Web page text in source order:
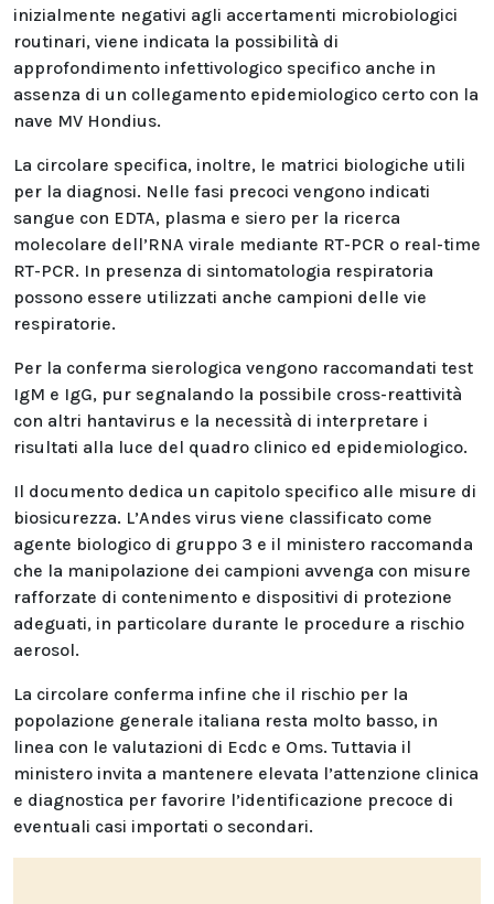
inizialmente negativi agli accertamenti microbiologici
routinari, viene indicata la possibilità di
approfondimento infettivologico specifico anche in
assenza di un collegamento epidemiologico certo con la
nave MV Hondius.
La circolare specifica, inoltre, le matrici biologiche utili
per la diagnosi. Nelle fasi precoci vengono indicati
sangue con EDTA, plasma e siero per la ricerca
molecolare dell’RNA virale mediante RT-PCR o real-time
RT-PCR. In presenza di sintomatologia respiratoria
possono essere utilizzati anche campioni delle vie
respiratorie.
Per la conferma sierologica vengono raccomandati test
IgM e IgG, pur segnalando la possibile cross-reattività
con altri hantavirus e la necessità di interpretare i
risultati alla luce del quadro clinico ed epidemiologico.
Il documento dedica un capitolo specifico alle misure di
biosicurezza. L’Andes virus viene classificato come
agente biologico di gruppo 3 e il ministero raccomanda
che la manipolazione dei campioni avvenga con misure
rafforzate di contenimento e dispositivi di protezione
adeguati, in particolare durante le procedure a rischio
aerosol.
La circolare conferma infine che il rischio per la
popolazione generale italiana resta molto basso, in
linea con le valutazioni di Ecdc e Oms. Tuttavia il
ministero invita a mantenere elevata l’attenzione clinica
e diagnostica per favorire l’identificazione precoce di
eventuali casi importati o secondari.